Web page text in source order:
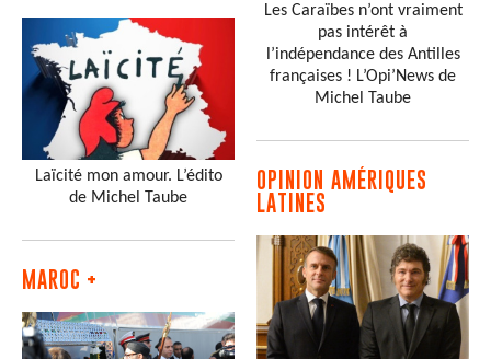
Laïcité mon amour. L’édito
de Michel Taube
MAROC +
Les Caraïbes n’ont vraiment
pas intérêt à
l’indépendance des Antilles
françaises ! L’Opi’News de
Michel Taube
OPINION AMÉRIQUES
LATINES